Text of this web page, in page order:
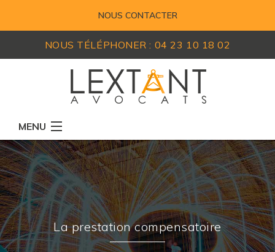
NOUS CONTACTER
NOUS TÉLÉPHONER : 04 23 10 18 02
MENU
RÉSEAU D'AVOCATS
MEMBRES
EXPERTISES
ACTUALITÉSLa prestation compensatoire